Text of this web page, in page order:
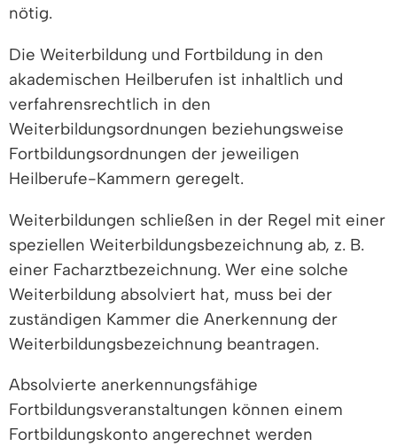
nötig.
Die Weiterbildung und Fortbildung in den
akademischen Heilberufen ist inhaltlich und
verfahrensrechtlich in den
Weiterbildungsordnungen beziehungsweise
Fortbildungsordnungen der jeweiligen
Heilberufe-Kammern geregelt.
Weiterbildungen schließen in der Regel mit einer
speziellen Weiterbildungsbezeichnung ab, z. B.
einer Facharztbezeichnung. Wer eine solche
Weiterbildung absolviert hat, muss bei der
zuständigen Kammer die Anerkennung der
Weiterbildungsbezeichnung beantragen.
Absolvierte anerkennungsfähige
Fortbildungsveranstaltungen können einem
Fortbildungskonto angerechnet werden